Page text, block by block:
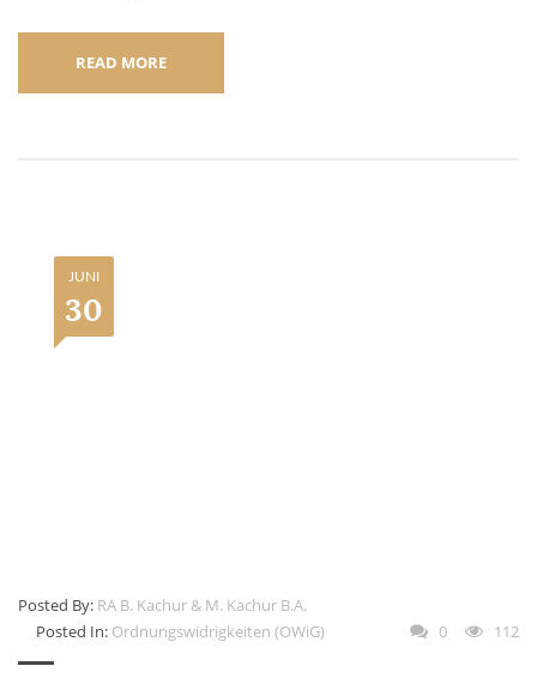
READ MORE
JUNI
30
Posted By: RA B. Kachur & M. Kachur B.A.
Posted In: Ordnungswidrigkeiten (OWiG) 0 112